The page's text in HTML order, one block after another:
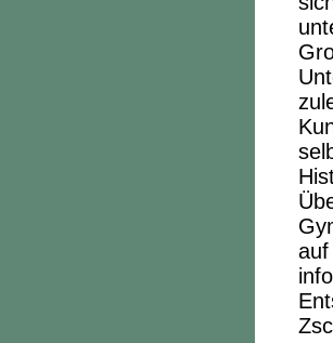
auf